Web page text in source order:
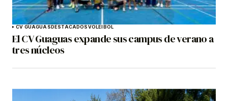
CV GUAGUASDESTACADOSVOLEIBOL
El CV Guaguas expande sus campus de verano a
tres núcleos